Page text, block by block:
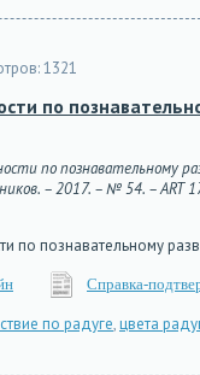
1321
по
по
– 2017. – № 54. – ART
по познавательному
Справка-
по радуге,цвета